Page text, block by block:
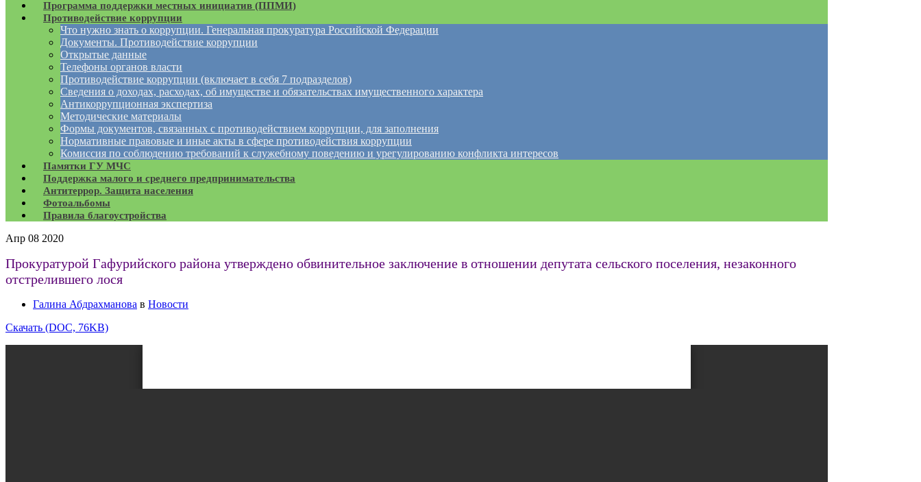
Программа поддержки местных инициатив (ППМИ)
Противодействие коррупции
Что нужно знать о коррупции. Генеральная прокуратура Российской Федерации
Документы. Противодействие коррупции
Открытые данные
Телефоны органов власти
Противодействие коррупции (включает в себя 7 подразделов)
Сведения о доходах, расходах, об имуществе и обязательствах имущественного характера
Антикоррупционная экспертиза
Методические материалы
Формы документов, связанных с противодействием коррупции, для заполнения
Нормативные правовые и иные акты в сфере противодействия коррупции
Комиссия по соблюдению требований к служебному поведению и урегулированию конфликта интересов
Памятки ГУ МЧС
Поддержка малого и среднего предпринимательства
Антитеррор. Защита населения
Фотоальбомы
Правила благоустройства
Апр 08 2020
Прокуратурой Гафурийского района утверждено обвинительное заключение в отношении депутата сельского поселения, незаконного
отстрелившего лося
Галина Абдрахманова в Новости
Скачать (DOC, 76KB)